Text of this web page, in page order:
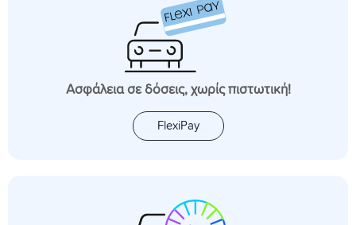
Ασφάλεια σε δόσεις, χωρίς πιστωτική!
FlexiPay